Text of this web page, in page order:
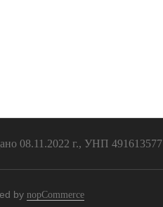
08.11.2022 г., УНП 491613577
by nopCommerce